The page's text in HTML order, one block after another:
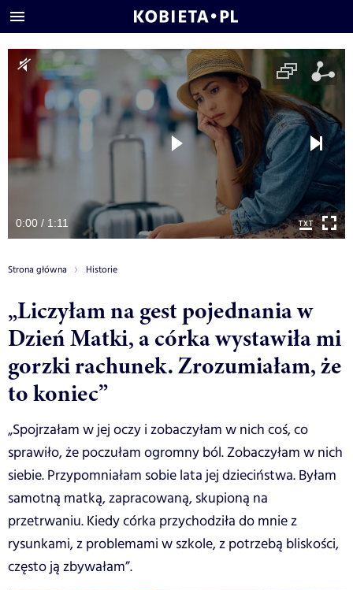
0:00 / 1:11
Strona główna Historie
„Liczyłam na gest pojednania w
Dzień Matki, a córka wystawiła mi
gorzki rachunek. Zrozumiałam, że
to koniec”
„Spojrzałam w jej oczy i zobaczyłam w nich coś, co
sprawiło, że poczułam ogromny ból. Zobaczyłam w nich
siebie. Przypomniałam sobie lata jej dzieciństwa. Byłam
samotną matką, zapracowaną, skupioną na
przetrwaniu. Kiedy córka przychodziła do mnie z
rysunkami, z problemami w szkole, z potrzebą bliskości,
często ją zbywałam”.